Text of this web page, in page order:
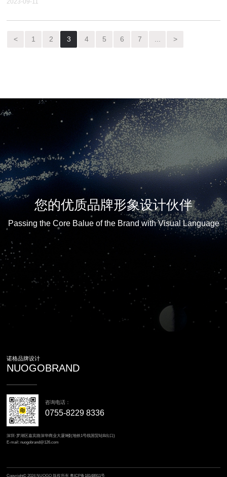
< 1 2 3 4 5 6 7 >
您的优质品牌形象设计伙伴
Passing the Core Balue of the Brand with Visual Language
诺格品牌设计
NUOGOBRAND
咨询电话：
0755-8229 8336
深圳·罗湖区嘉宾路深华商业大厦9楼(地铁1号线国贸站B出口)
E-mail: nuogobrand@126.com
Copyright© 2024 NUOGO 版权所有粤ICP备18148911号